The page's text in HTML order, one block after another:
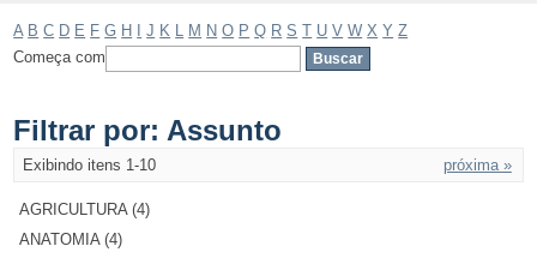
A B C D E F G H J K M N O P Q R S T U V W X Y Z
Começa com
Filtrar por: Assunto
Exibindo itens 1-10 próxima »
AGRICULTURA (4)
ANATOMIA (4)